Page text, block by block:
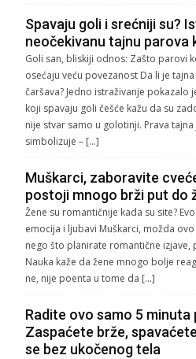
Spavaju goli i srećniji su?
neočekivanu tajnu parova
Goli san, bliskiji odnos: Zašto parovi
osećaju veću povezanost Da li je
čaršava? Jedno istraživanje
koji spavaju goli češće kažu da su
nije stvar samo u golotinji. Prava
simbolizuje – […]
Muškarci, zaboravite
postoji mnogo brži put do
Žene su romantičnije kada su site?
emocija i ljubavi Muškarci, možda
nego što planirate romantične izjave,
Nauka kaže da žene mnogo bolje
ne, nije poenta u tome da […]
Radite ovo samo 5 minuta
Zaspaćete brže,
se bez ukočenog tela